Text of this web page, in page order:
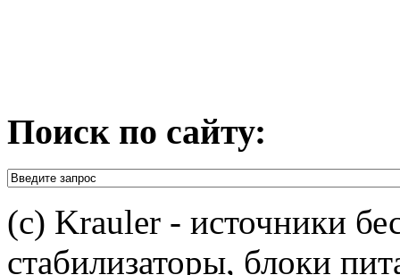
Поиск по сайту:
(c) Krauler - источники
стабилизаторы, блоки